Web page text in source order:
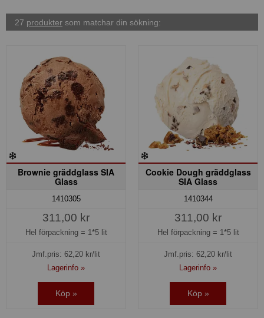
27 produkter som matchar din sökning:
Brownie gräddglass SIA
Glass
1410305
311,00 kr
Hel förpackning = 1*5 lit
Jmf.pris: 62,20 kr/lit
Lagerinfo »
Köp »
Cookie Dough gräddglass
SIA Glass
1410344
311,00 kr
Hel förpackning = 1*5 lit
Jmf.pris: 62,20 kr/lit
Lagerinfo »
Köp »